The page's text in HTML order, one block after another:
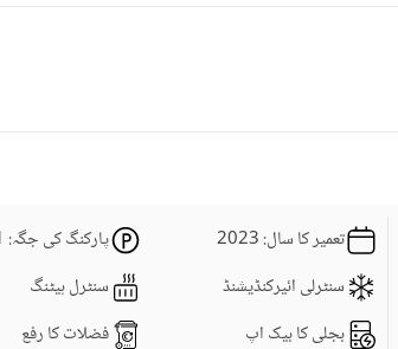
تعمیر کا سال: 2023 پارکنگ کی جگہ: 1
سنٹرلی ائیرکنڈیشنڈ
سنٹرل ہیٹنگ
بجلی کا بیک اپ
فضلات کا رفع